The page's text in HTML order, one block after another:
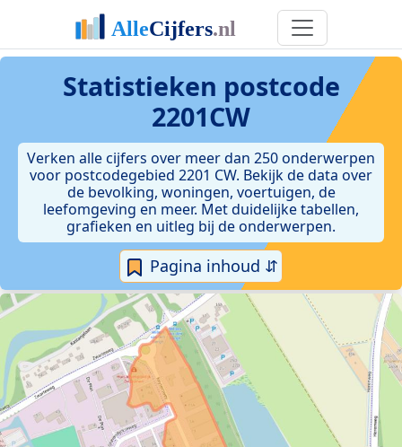
Statistieken postcode
2201CW
Verken alle cijfers over meer dan 250 onderwerpen
voor postcodegebied 2201 CW. Bekijk de data over
de bevolking, woningen, voertuigen, de
leefomgeving en meer. Met duidelijke tabellen,
grafieken en uitleg bij de onderwerpen.
Pagina inhoud ⇵